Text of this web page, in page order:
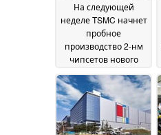
На следующей
неделе TSMC начнет
пробное
производство 2-нм
чипсетов нового
поколения Apple10
July 2024